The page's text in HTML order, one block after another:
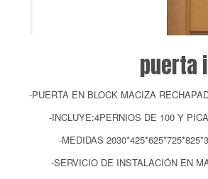
puerta
-PUERTA EN BLOCK MACIZA
-INCLUYE:4PERNIOS DE 100 Y
-MEDIDAS
-SERVICIO DE INSTALACIÓN EN